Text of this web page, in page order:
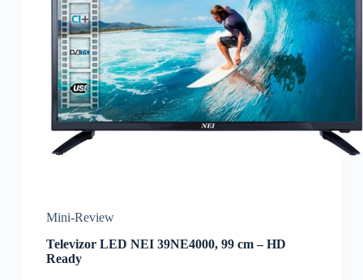
Mini-Review
Televizor LED NEI 39NE4000, 99 cm – HD
Ready